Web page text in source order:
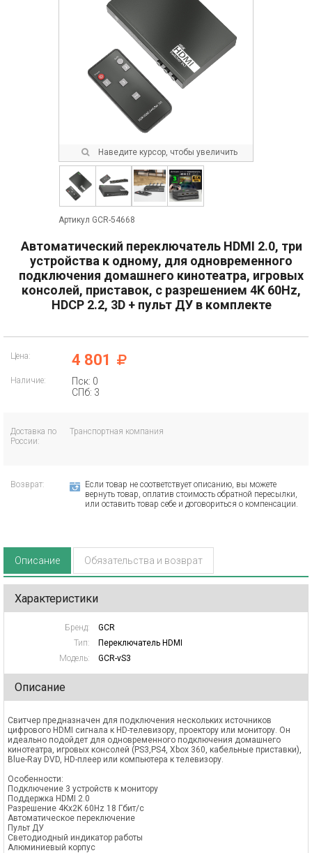
Наведите курсор, чтобы увеличить
Артикул GCR-54668
Автоматический переключатель HDMI 2.0, три
устройства к одному, для одновременного
подключения домашнего кинотеатра, игровых
консолей, приставок, с разрешением 4K 60Hz,
HDCP 2.2, 3D + пульт ДУ в комплекте
Цена: 4 801
Наличие:
Пск: 0
СПб: 3
Доставка по
России:
Транспортная компания
Возврат:
Если товар не соответствует описанию, вы можете
вернуть товар, оплатив стоимость обратной пересылки,
или оставить товар себе и договориться о компенсации.
Описание Обязательства и возврат
Характеристики
Бренд:
GCR
Тип:
Переключатель HDMI
Модель:
GCR-vS3
Описание
Свитчер предназначен для подключения нескольких источников
цифрового HDMI сигнала к HD-телевизору, проектору или монитору. Он
идеально подойдет для одновременного подключения домашнего
кинотеатра, игровых консолей (PS3,PS4, Xbox 360, кабельные приставки),
Blue-Ray DVD, HD-плеер или компьютера к телевизору.
Особенности:
Подключение 3 устройств к монитору
Поддержка HDMI 2.0
Разрешение 4Kx2K 60Hz 18 Гбит/с
Автоматическое переключение
Пульт ДУ
Светодиодный индикатор работы
Алюминиевый корпус